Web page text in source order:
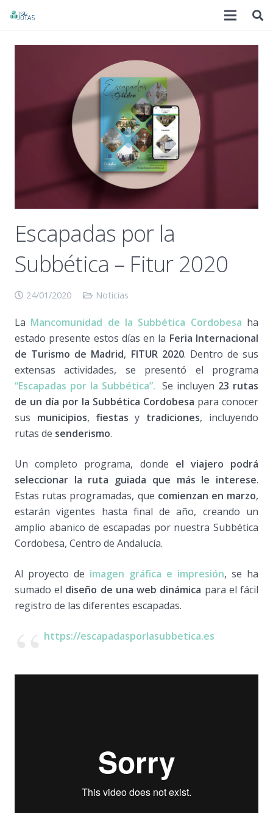
Escapadas por la
Subbética – Fitur 2020
24/01/2020 Noticias
La Mancomunidad de la Subbética Cordobesa ha
estado presente estos días en la Feria Internacional
de Turismo de Madrid, FITUR 2020. Dentro de sus
extensas actividades, se presentó el programa
“Escapadas por la Subbética”. Se incluyen 23 rutas
de un día por la Subbética Cordobesa para conocer
sus municipios, fiestas y tradiciones, incluyendo
rutas de senderismo.
Un completo programa, donde el viajero podrá
seleccionar la ruta guiada que más le interese.
Estas rutas programadas, que comienzan en marzo,
estarán vigentes hasta final de año, creando un
amplio abanico de escapadas por nuestra Subbética
Cordobesa, Centro de Andalucía.
Al proyecto de imagen gráfica e impresión, se ha
sumado el diseño de una web dinámica para el fácil
registro de las diferentes escapadas.
https://escapadasporlasubbetica.es